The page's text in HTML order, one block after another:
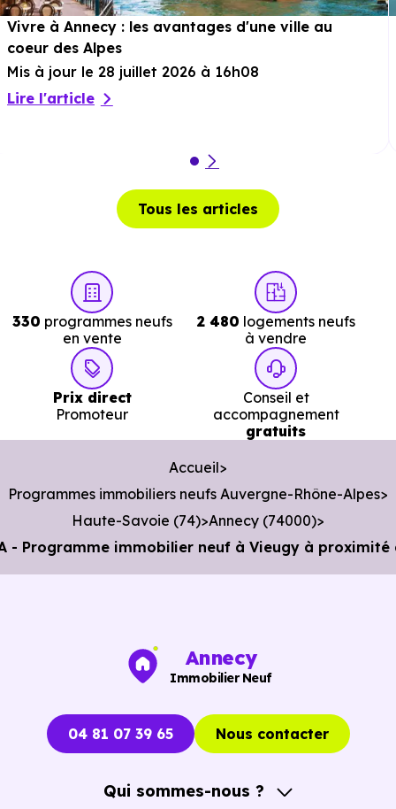
soit 4 min en voiture ou à 2 km, soit 24 min à pied.
Services :
3.9 km, soit 7 min en voiture ou à 3.3 km, soit 43 min à
Agence Postale Chavanod
à 6.4 km, soit 11 min
Bibliothèque :
Bibliotheque au Coin du Livre
soit 5 min en voiture ou à 2.7 km, soit 33 min à pied
Vivre à Annecy : les avantages d'une ville au
coeur des Alpes
Mis à jour le 28 juillet 2026 à 16h08
Lire l'article
Tous les articles
330 programmes neufs
en vente
2 480 logements neufs
à vendre
Prix direct
Promoteur
Conseil et
accompagnement
gratuits
Accueil
Programmes immobiliers neufs Auvergne-Rhône-Alpes
Haute-Savoie (74) Annecy (74000)
- Programme immobilier neuf à Vieugy à proximité
Annecy
Immobilier Neuf
04 81 07 39 65 Nous contacter
Qui sommes-nous ?